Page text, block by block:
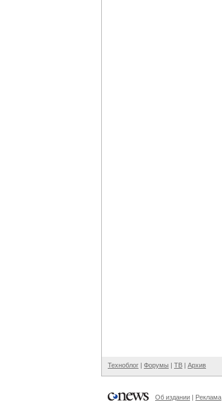
Техноблог | Форумы | ТВ | Архив
Об издании | Реклама